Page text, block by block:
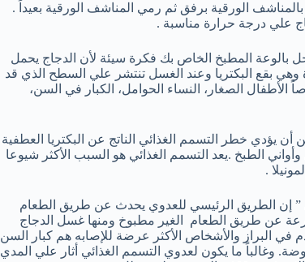
الورقية برفق ثم رمي المناشف الورقية بعيداً .
علي درجة حرارة مناسبة .
بالوعة المطبخ الخاص بك فكرة سيئة لأن الدجاج يحمل
وهي بقع البكتريا وعند الغسل تنتشر علي السطح الذي قد
الصغار، النساء الحوامل، الكبار في السن،
يؤدي خطر التسمم الغذائي الناتج عن البكتريا العطفية
الطبخ .يعد التسمم الغذائي هو السبب الأكثر شيوعا
” إن الطريق الرئيسي للعدوي يحدث عن طريق الطعام
عن طريق الطعام الغير مطبوخ ومنها غسل الدجاج
في البراز والأشخاص الأكثر عرضة للإصابه هم كبار السن
وغالباً ما يكون لعدوي التسمم الغذائي أثار علي المدي